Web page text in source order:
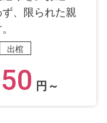
、限られた親
出棺
円～